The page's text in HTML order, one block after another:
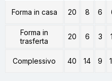
Forma in casa 20 8 6
Forma in
trasferta
20 6 3
Complessivo 40 14 9